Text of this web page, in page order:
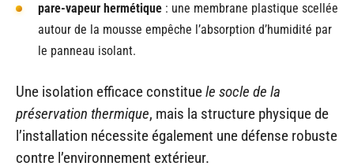
pare-vapeur hermétique : une membrane plastique scellée
autour de la mousse empêche l’absorption d’humidité par
le panneau isolant.
Une isolation efficace constituele socle de la
préservation thermique, mais la structure physique de
l’installation nécessite également une défense robuste
contre l’environnement extérieur.